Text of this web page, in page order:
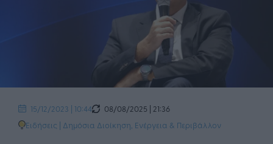
15/12/2023 | 10:44
08/08/2025 | 21:36
Ειδήσεις | Δημόσια Διοίκηση Ενέργεια & Περιβάλλον